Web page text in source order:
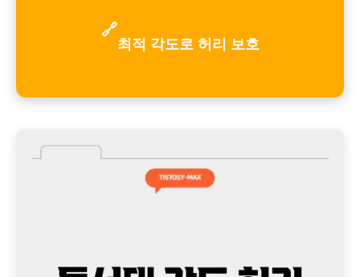
🔗
최적 각도로 허리 보호